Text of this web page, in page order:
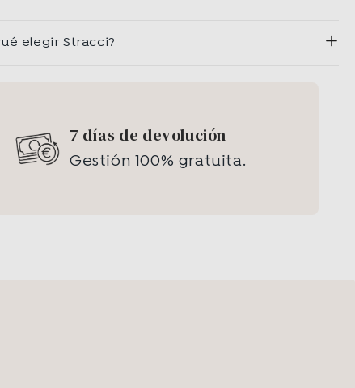
elegir Stracci?
7 días de devolución
Gestión 100% gratuita.